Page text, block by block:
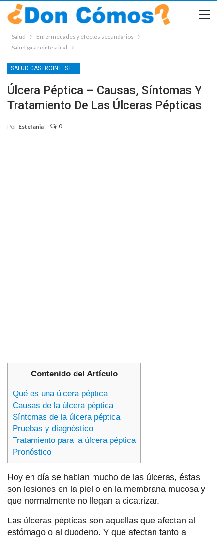
Salud
Enfermedades y efectos secundarios
Salud gastrointestinal
SALUD GASTROINTESTINAL
Úlcera Péptica – Causas, Síntomas Y
Tratamiento De Las Úlceras Pépticas
Por Estefania 0
Contenido del Artículo
Qué es una úlcera péptica
Causas de la úlcera péptica
Síntomas de la úlcera péptica
Pruebas y diagnóstico
Tratamiento para la úlcera péptica
Pronóstico
Hoy en día se hablan mucho de las úlceras, éstas
son lesiones en la piel o en la membrana mucosa y
que normalmente no llegan a cicatrizar.
Las úlceras pépticas son aquellas que afectan al
estómago o al duodeno. Y que afectan tanto a